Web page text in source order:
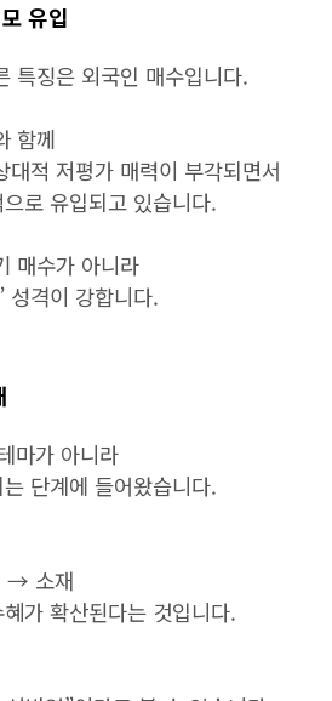
유입
특징은 외국인 매수입니다.
함께
대적 저평가 매력이 부각되면서
로 유입되고 있습니다.
매수가 아니라
성격이 강합니다.
마가 아니라
단계에 들어왔습니다.
→ 소재
가 확산된다는 것입니다.